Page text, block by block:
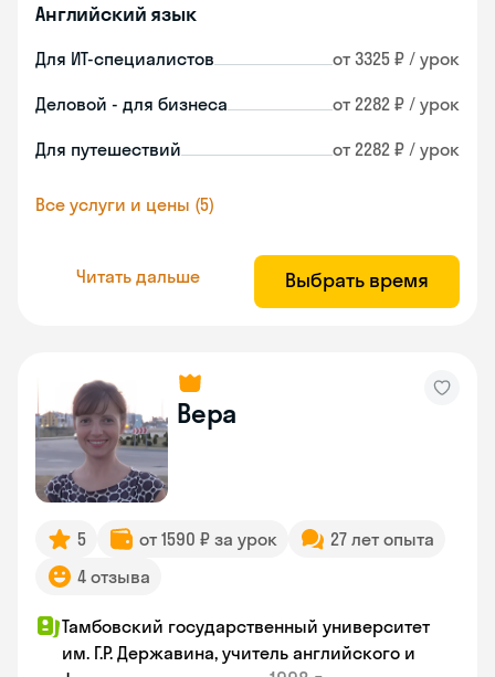
Английский язык
Для ИТ-специалистов от 3325 ₽ / урок
Деловой - для бизнеса от 2282 ₽ / урок
Для путешествий от 2282 ₽ / урок
Все услуги и цены (5)
Читать дальше Выбрать время
Вера
5 от 1590 ₽ за урок
27 лет опыта
4 отзыва
Тамбовский государственный университет
им. Г.Р. Державина, учитель английского и